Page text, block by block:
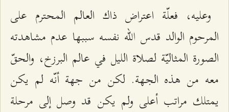
وعليه، فعلّة اعتراض ذاك العالم المحترم على
المرحوم الوالد قدس الله نفسه سببها عدم مشاهدته
الصورة المثاليّة لصلاة الليل في عالم البرزخ، والحقّ
معه من هذه الجهة. لكن من جهة أنّه لم يكن
يمتلك مراتب أعلى ولم يكن قد وصل إلى مرحلة